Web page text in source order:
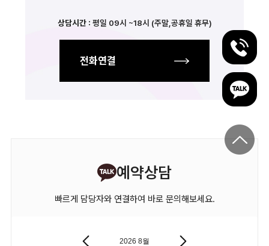
상담시간 : 평일 09시 ~18시 (주말,공휴일 휴무)
전화연결
예약상담
빠르게 담당자와 연결하여 바로 문의해보세요.
2026 8월